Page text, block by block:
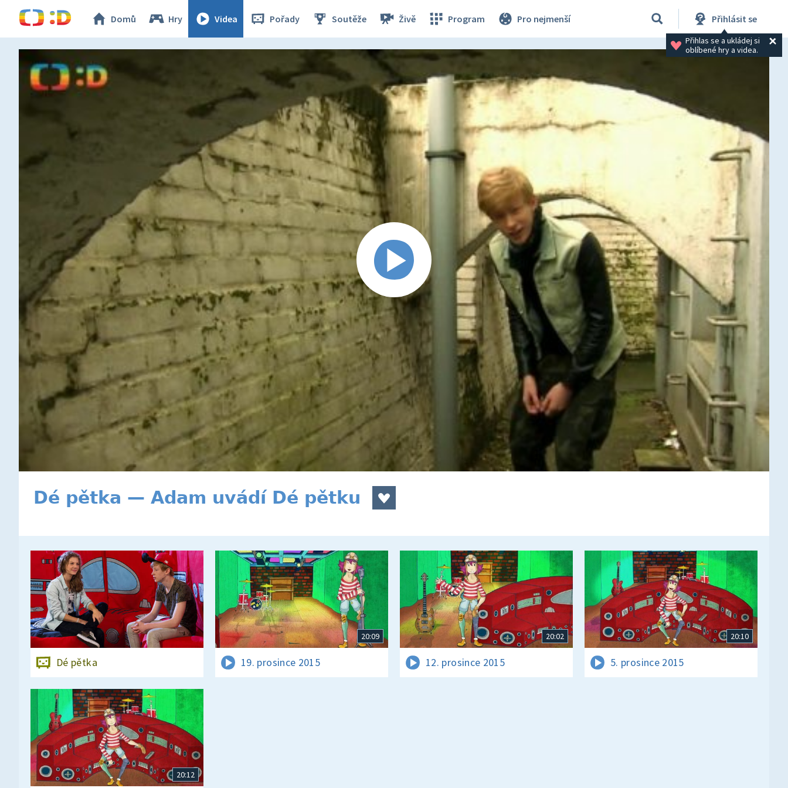
Domů Hry Videa Pořady Soutěže Živě Program Pro nejmenší Přihlásit se
Přihlas se a ukládej si
oblíbené hry a videa.
Dé pětka — Adam uvádí Dé pětku
Dé pětka
20:09
19. prosince 2015
20:02
12. prosince 2015
20:10
5. prosince 2015
20:12